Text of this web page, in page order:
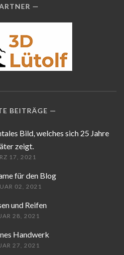
BEITRÄGE
Bild, welches sich 25 Jahre
zeigt.
17, 2021
für den Blog
02, 2021
und Reifen
28, 2021
Handwerk
27, 2021